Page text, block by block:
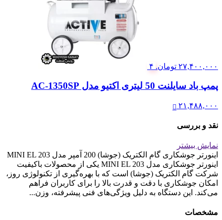
۲۷,۴۰۰,۰۰۰ تومان. ۴
پمپ باد سایلنت 50 لیتری اکتیو مدل AC-1350SP
۲۱,۴۸۸,۰۰۰
نقد و بررسی
نمایش بیشتر
اینورتر جوشکاری گام الکتریک (جوشا) 200 آمپر مدل MINI EL 203
اینورتر جوشکاری مدل MINI EL 203 یکی از محصولات باکیفیت
شرکت گام الکتریک (جوشا) است که با بهره‌گیری از تکنولوژی روز،
امکان جوشکاری با دقت و قدرت بالا را برای کاربران فراهم
می‌کند. این دستگاه به دلیل ویژگی‌های فنی پیشرفته، وزن...
مشخصات